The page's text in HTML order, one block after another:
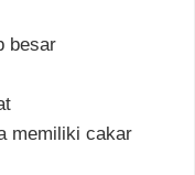
besar
memiliki cakar